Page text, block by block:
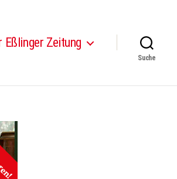
Zeitung
Suche